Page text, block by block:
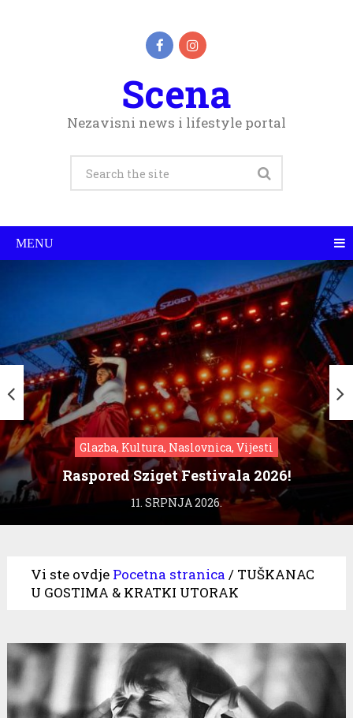
Scena
Nezavisni news i lifestyle portal
MENU
Glazba, Kultura, Naslovnica, Vijesti
Raspored Sziget Festivala 2026!
11. SRPNJA 2026.
Vi ste ovdje Pocetna stranica / TUŠKANAC
U GOSTIMA & KRATKI UTORAK